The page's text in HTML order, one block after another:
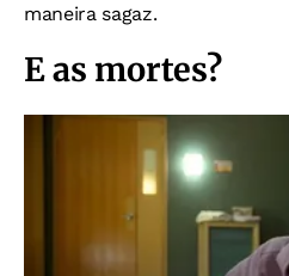
maneira sagaz.
E as mortes?